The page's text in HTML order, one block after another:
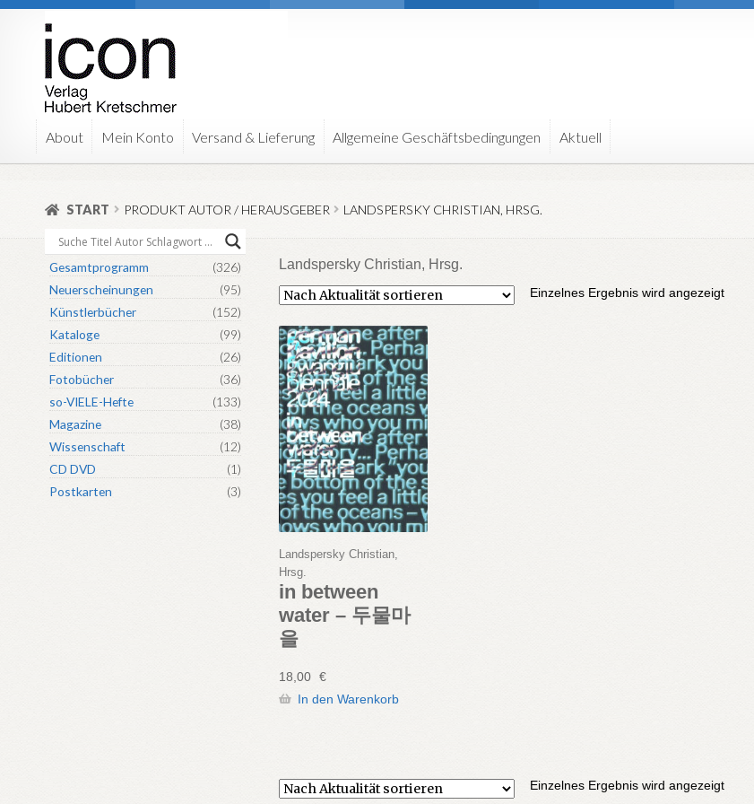
Zur
Navigation
springen
Zum
Inhalt
springen
About Mein Konto Versand & Lieferung Allgemeine Geschäftsbedingungen Aktuell
START PRODUKT AUTOR / HERAUSGEBER LANDSPERSKY CHRISTIAN, HRSG.
Landspersky Christian, Hrsg.
Einzelnes Ergebnis wird angezeigt
Landspersky Christian,
Hrsg.
in between
water – 두물마
을
18,00 €
In den Warenkorb
Einzelnes Ergebnis wird angezeigt
Gesamtprogramm
(326)
Neuerscheinungen
(95)
Künstlerbücher
(152)
Kataloge
(99)
Editionen
(26)
Fotobücher
(36)
so-VIELE-Hefte
(133)
Magazine
(38)
Wissenschaft
(12)
CD DVD
(1)
Postkarten
(3)